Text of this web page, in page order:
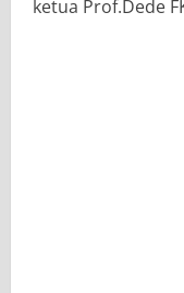
ketua Prof.Dede